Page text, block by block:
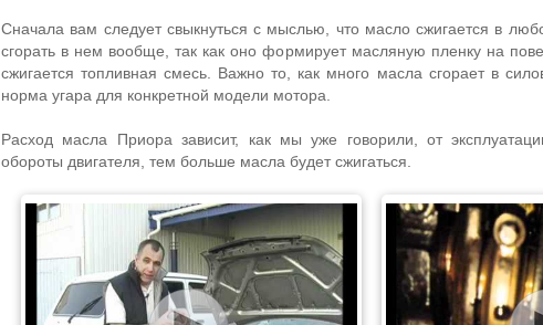
Сначала вам следует свыкнуться с мыслью, что масло сжигается в
сгорать в нем вообще, так как оно формирует масляную пленку на
сжигается топливная смесь. Важно то, как много масла сгорает в
норма угара для конкретной модели мотора.
Расход масла Приора зависит, как мы уже говорили, от
обороты двигателя, тем больше масла будет сжигаться.